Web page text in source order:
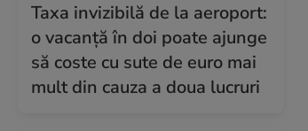
Taxa invizibilă de la aeroport:
o vacanță în doi poate ajunge
să coste cu sute de euro mai
mult din cauza a doua lucruri